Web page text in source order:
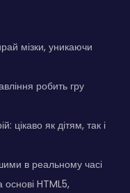
мізки, уникаючи
робить гру
цікаво як дітям, так і
в реальному часі
HTML5,